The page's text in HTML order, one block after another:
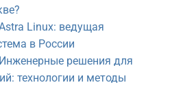
Linux: ведущая
в России
Инженерные решения для
технологии и методы